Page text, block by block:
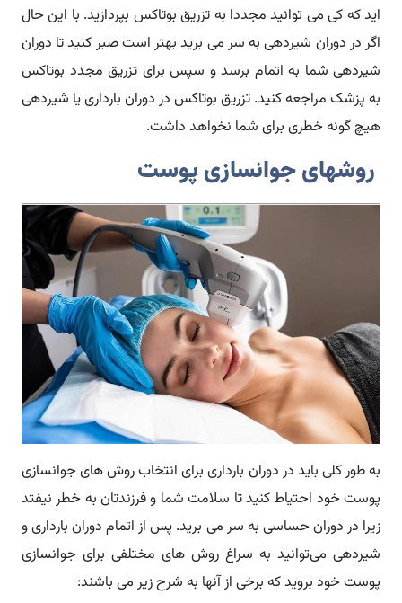
اید که کی می توانید مجددا به تزریق بوتاکس بپردازید. با این حال
اگر در دوران شیردهی به سر می برید بهتر است صبر کنید تا دوران
‌شیردهی شما به اتمام برسد و سپس برای تزریق مجدد بوتاکس
به پزشک مراجعه کنید. تزریق بوتاکس در دوران بارداری یا شیردهی
هیچ گونه خطری برای شما نخواهد داشت.
روشهای جوانسازی پوست
به طور کلی باید در دوران بارداری برای انتخاب روش های جوانسازی
پوست خود احتیاط کنید تا سلامت شما و فرزندتان به خطر نیفتد
زیرا در دوران حساسی به سر می برید. پس از اتمام دوران بارداری و
شیردهی می‌توانید به سراغ روش های مختلفی برای جوانسازی
پوست خود بروید که برخی از آنها به شرح زیر می باشند: